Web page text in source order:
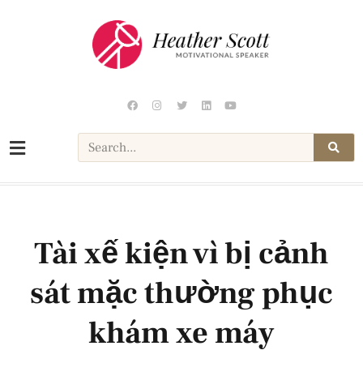
Tài xế kiện vì bị cảnh
sát mặc thường phục
khám xe máy